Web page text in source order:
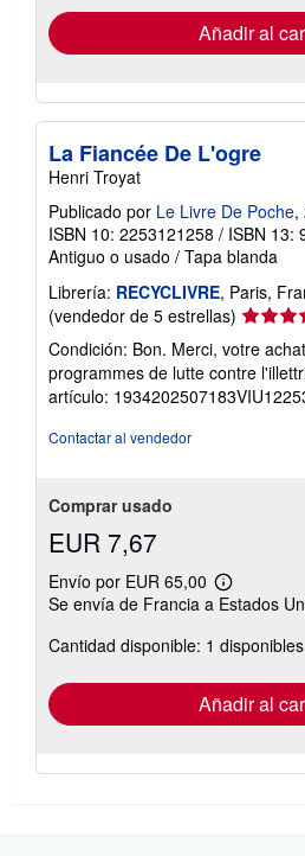
envío
Añadir al
La Fiancée De L'ogre
Henri Troyat
Publicado por Le Livre De Poche,
ISBN 10: 2253121258 / ISBN 13:
Antiguo o usado / Tapa blanda
Librería: RECYCLIVRE, Paris,
(vendedor de 5 estrellas)
del
5
de
Condición: Bon. Merci, votre
programmes de lutte contre
artículo:
Contactar al vendedor
Comprar usado
EUR 7,67
Envío por EUR 65,00
Más
información
las
tarifas
envío
Se envía de Francia a Estados
Cantidad disponible: 1 disponibles
Añadir al